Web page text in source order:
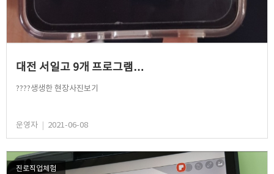
대전 서일고 9개 프로그램…
????생생한 현장사진보기
운영자 2021-06-08
진로직업체험